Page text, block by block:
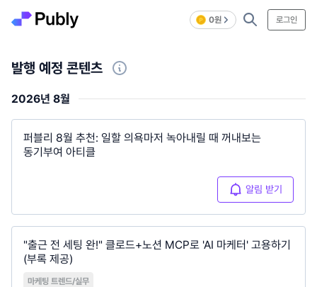
0원 로그인
발행 예정 콘텐츠
2026년 8월
퍼블리 8월 추천: 일할 의욕마저 녹아내릴 때 꺼내보는
동기부여 아티클
알림 받기
"출근 전 세팅 완!" 클로드+노션 MCP로 'AI 마케터' 고용하기
(부록 제공)
마케팅 트렌드/실무